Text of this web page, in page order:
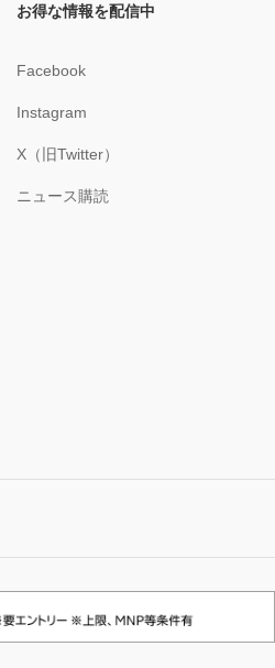
お得な情報を配信中
Facebook
Instagram
X（旧Twitter）
ニュース購読